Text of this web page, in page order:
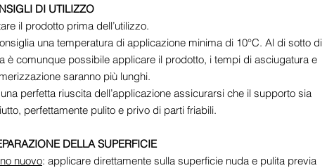
DI UTILIZZO
il prodotto prima dell’utilizzo.
una temperatura di applicazione minima di 10°C. Al di sotto di
è comunque possibile applicare il prodotto, i tempi di asciugatura e
saranno più lunghi.
perfetta riuscita dell’applicazione assicurarsi che il supporto sia
perfettamente pulito e privo di parti friabili.
DELLA SUPERFICIE
nuovo: applicare direttamente sulla superficie nuda e pulita previa